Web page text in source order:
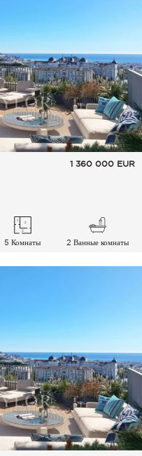
1 360 000 EUR
5 Комнаты 2 Ванные комнаты